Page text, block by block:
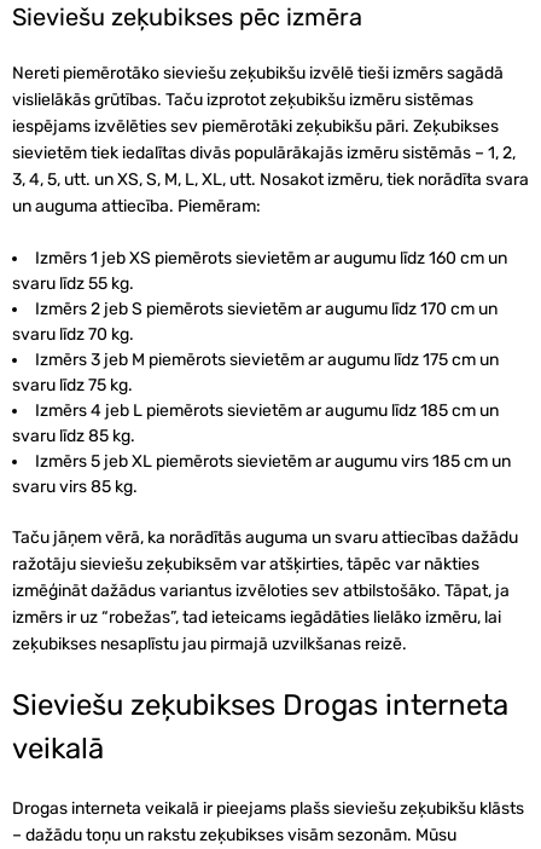
Sieviešu zeķubikses pēc izmēra
Nereti piemērotāko sieviešu zeķubikšu izvēlē tieši izmērs sagādā
vislielākās grūtības. Taču izprotot zeķubikšu izmēru sistēmas
iespējams izvēlēties sev piemērotāki zeķubikšu pāri. Zeķubikses
sievietēm tiek iedalītas divās populārākajās izmēru sistēmās – 1, 2,
3, 4, 5, utt. un XS, S, M, L, XL, utt. Nosakot izmēru, tiek norādīta svara
un auguma attiecība. Piemēram:
Izmērs 1 jeb XS piemērots sievietēm ar augumu līdz 160 cm un
svaru līdz 55 kg.
Izmērs 2 jeb S piemērots sievietēm ar augumu līdz 170 cm un
svaru līdz 70 kg.
Izmērs 3 jeb M piemērots sievietēm ar augumu līdz 175 cm un
svaru līdz 75 kg.
Izmērs 4 jeb L piemērots sievietēm ar augumu līdz 185 cm un
svaru līdz 85 kg.
Izmērs 5 jeb XL piemērots sievietēm ar augumu virs 185 cm un
svaru virs 85 kg.
Taču jāņem vērā, ka norādītās auguma un svaru attiecības dažādu
ražotāju sieviešu zeķubiksēm var atšķirties, tāpēc var nākties
izmēģināt dažādus variantus izvēloties sev atbilstošāko. Tāpat, ja
izmērs ir uz “robežas”, tad ieteicams iegādāties lielāko izmēru, lai
zeķubikses nesaplīstu jau pirmajā uzvilkšanas reizē.
Sieviešu zeķubikses Drogas interneta
veikalā
Drogas interneta veikalā ir pieejams plašs sieviešu zeķubikšu klāsts
– dažādu toņu un rakstu zeķubikses visām sezonām. Mūsu